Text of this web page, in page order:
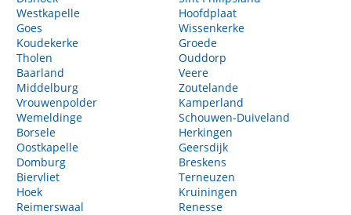
Westkapelle
Goes
Koudekerke
Tholen
Baarland
Middelburg
Vrouwenpolder
Wemeldinge
Borsele
Oostkapelle
Domburg
Biervliet
Hoek
Reimerswaal
Hoofdplaat
Wissenkerke
Groede
Ouddorp
Veere
Zoutelande
Kamperland
Schouwen-Duiveland
Herkingen
Geersdijk
Breskens
Terneuzen
Kruiningen
Renesse